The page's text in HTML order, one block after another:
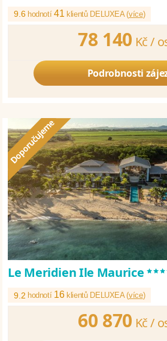
9.6 hodnotí41 klientů DELUXEA (více)
78 140 Kč /
Podrobnosti
Le Meridien Ile Maurice
9.2 hodnotí 16klientů DELUXEA (více)
60 870 Kč /